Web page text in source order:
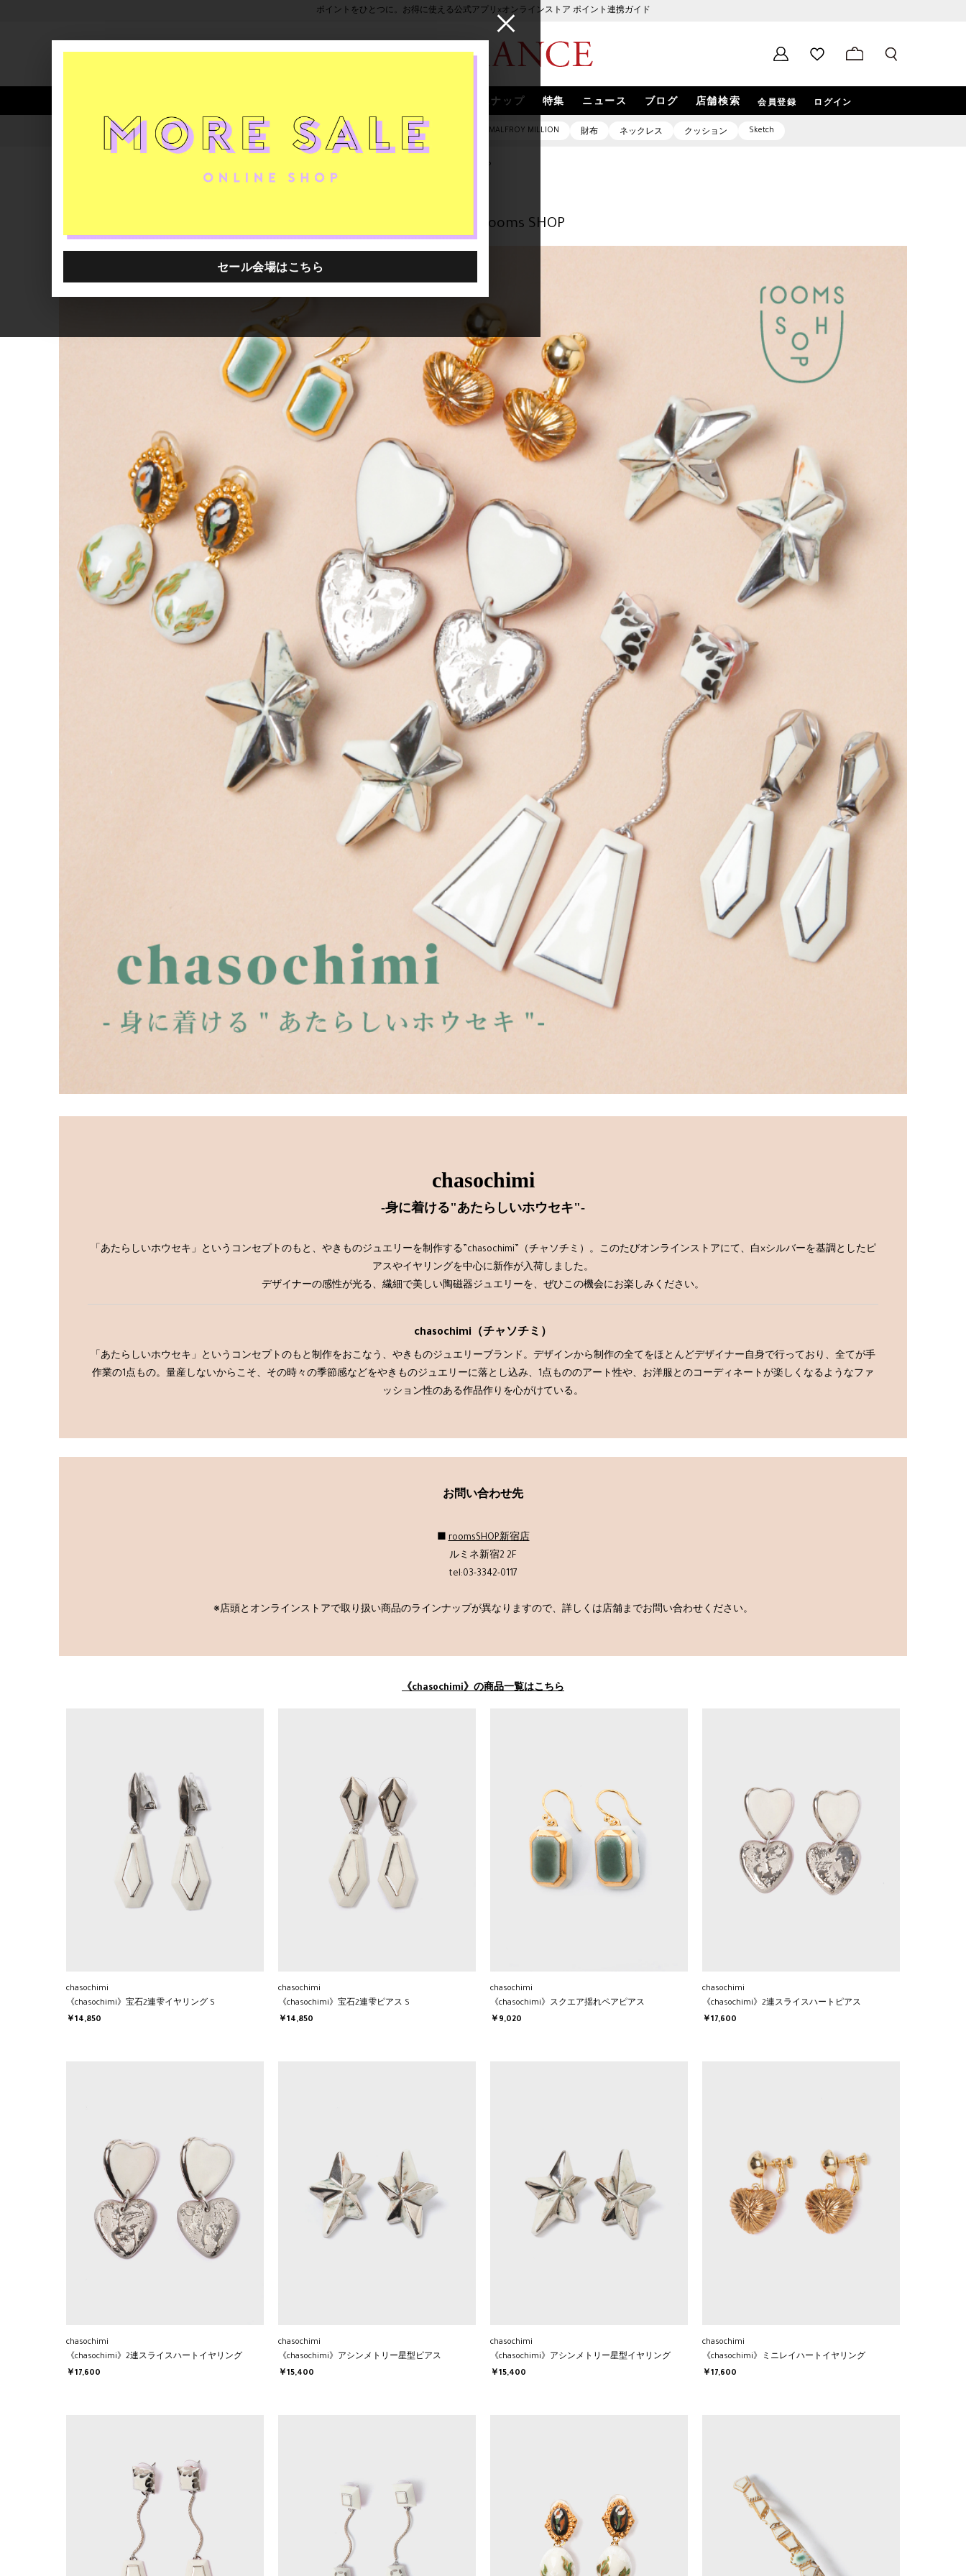
ポイントをひとつに。お得に使える公式アプリ×オンラインストア ポイント連携ガイド
スナップ 特集 ニュース ブログ 店舗検索 会員登録 ログイン
人気ワード セール 40th限定 irodori バッグ MALFROY MILLION 財布 ネックレス クッション Sketch
【新入荷】chasochimi -身に着ける"あたらしいホウセキ"-｜rooms SHOP
【新入荷】chasochimi -身に着ける"あたらしいホウセキ"-｜rooms SHOP
chasochimi
-身に着ける"あたらしいホウセキ"-
「あたらしいホウセキ」というコンセプトのもと、やきものジュエリーを制作する”chasochimi”（チャソチミ）。このたびオンラインストアにて、白×シルバーを基調としたピ
アスやイヤリングを中心に新作が入荷しました。
デザイナーの感性が光る、繊細で美しい陶磁器ジュエリーを、ぜひこの機会にお楽しみください。
chasochimi（チャソチミ）
「あたらしいホウセキ」というコンセプトのもと制作をおこなう、やきものジュエリーブランド。デザインから制作の全てをほとんどデザイナー自身で行っており、全てが手
作業の1点もの。量産しないからこそ、その時々の季節感などをやきものジュエリーに落とし込み、1点もののアート性や、お洋服とのコーディネートが楽しくなるようなファ
ッション性のある作品作りを心がけている。
お問い合わせ先
■roomsSHOP新宿店
ルミネ新宿2 2F
tel:03-3342-0117
※店頭とオンラインストアで取り扱い商品のラインナップが異なりますので、詳しくは店舗までお問い合わせください。
《chasochimi》の商品一覧はこちら
chasochimi
《chasochimi》宝石2連雫イヤリング S
￥14,850
chasochimi
《chasochimi》宝石2連雫ピアス S
￥14,850
chasochimi
《chasochimi》スクエア揺れペアピアス
￥9,020
chasochimi
《chasochimi》2連スライスハートピアス
￥17,600
chasochimi
《chasochimi》2連スライスハートイヤリング
￥17,600
chasochimi
《chasochimi》アシンメトリー星型ピアス
￥15,400
chasochimi
《chasochimi》アシンメトリー星型イヤリング
￥15,400
chasochimi
《chasochimi》ミニレイハートイヤリング
￥17,600